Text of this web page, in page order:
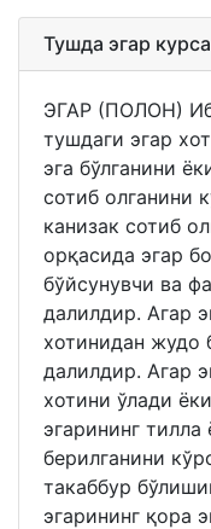
Тушда эгар
ЭГАР (ПОЛОН)
тушдаги эгар
эга бўлганини
сотиб олганини
канизак сотиб
орқасида эгар
бўйсунувчи ва
далилдир. Агар
хотинидан жудо
далилдир. Агар
хотини ўлади
эгарининг
берилганини
такаббур
эгарининг қора